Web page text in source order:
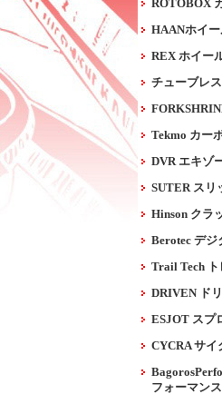
ROTOBOX
HAANホイー
REX ホイー
チューブレ
Tekmo カー
DVR エキゾ
SUTER スリ
Hinson クラ
Berotec デジ
Trail Tech ト
DRIVEN ド
ESJOT スプ
CYCRA サイ
フォーマンス